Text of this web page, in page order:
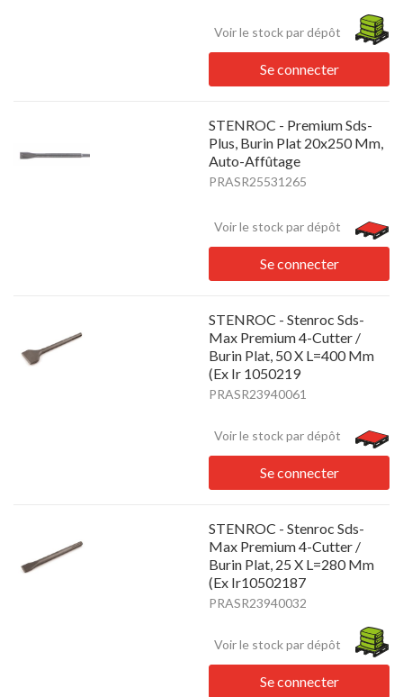
Voir le stock par dépôt
Se connecter
STENROC - Premium Sds-
Plus, Burin Plat 20x250 Mm,
Auto-Affûtage
PRASR25531265
Voir le stock par dépôt
Se connecter
STENROC - Stenroc Sds-
Max Premium 4-Cutter /
Burin Plat, 50 X L=400 Mm
(Ex Ir 1050219
PRASR23940061
Voir le stock par dépôt
Se connecter
STENROC - Stenroc Sds-
Max Premium 4-Cutter /
Burin Plat, 25 X L=280 Mm
(Ex Ir10502187
PRASR23940032
Voir le stock par dépôt
Se connecter